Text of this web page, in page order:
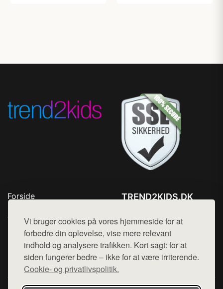
Vi bruger cookies på vores hjemmeside for at
forbedre din oplevelse, vise mere relevant
indhold og analysere trafikken. Kort sagt: for at
siden fungerer bedre – ikke for at være irriterende.
Cookie- og privatlivspolitik.
Forside
Top Rabatter
Blog
Kontakt
TREND2KIDS.DK
Mail: hej@want.dk
Cookie- og privatlivspolitik